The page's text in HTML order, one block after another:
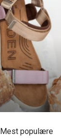
Mest populære